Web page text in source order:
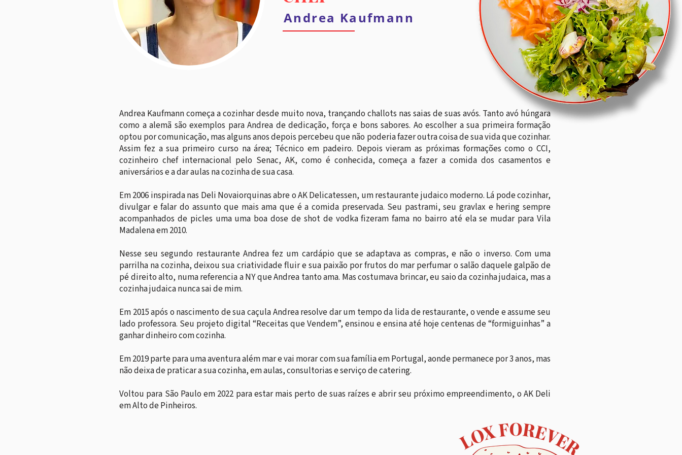
Andrea Kaufmann
Andrea Kaufmann começa a cozinhar desde muito nova, trançando challots nas saias de suas avós. Tanto avó húngara
como a alemã são exemplos para Andrea de dedicação, força e bons sabores. Ao escolher a sua primeira formação
optou por comunicação, mas alguns anos depois percebeu que não poderia fazer outra coisa de sua vida que cozinhar.
Assim fez a sua primeiro curso na área; Técnico em padeiro. Depois vieram as próximas formações como o CCI,
cozinheiro chef internacional pelo Senac, AK, como é conhecida, começa a fazer a comida dos casamentos e
aniversários e a dar aulas na cozinha de sua casa.
Em 2006 inspirada nas Deli Novaiorquinas abre o AK Delicatessen, um restaurante judaico moderno. Lá pode cozinhar,
divulgar e falar do assunto que mais ama que é a comida preservada. Seu pastrami, seu gravlax e hering sempre
acompanhados de picles uma uma boa dose de shot de vodka fizeram fama no bairro até ela se mudar para Vila
Madalena em 2010.
Nesse seu segundo restaurante Andrea fez um cardápio que se adaptava as compras, e não o inverso. Com uma
parrilha na cozinha, deixou sua criatividade fluir e sua paixão por frutos do mar perfumar o salão daquele galpão de
pé direito alto, numa referencia a NY que Andrea tanto ama. Mas costumava brincar, eu saio da cozinha judaica, mas a
cozinha judaica nunca sai de mim.
Em 2015 após o nascimento de sua caçula Andrea resolve dar um tempo da lida de restaurante, o vende e assume seu
lado professora. Seu projeto digital “Receitas que Vendem”, ensinou e ensina até hoje centenas de “formiguinhas” a
ganhar dinheiro com cozinha.
Em 2019 parte para uma aventura além mar e vai morar com sua família em Portugal, aonde permanece por 3 anos, mas
não deixa de praticar a sua cozinha, em aulas, consultorias e serviço de catering.
Voltou para São Paulo em 2022 para estar mais perto de suas raízes e abrir seu próximo empreendimento, o AK Deli
em Alto de Pinheiros.